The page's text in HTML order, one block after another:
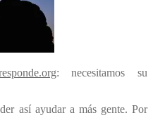
: necesitamos su
así ayudar a más gente. Por